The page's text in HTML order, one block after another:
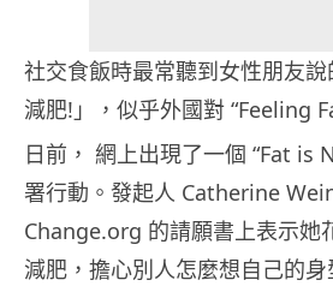
社交食飯時最常聽到女性朋友
減肥!」，似乎外國對 “Feeling
日前， 網上出現了一個 “Fat is
署行動。發起人 Catherine
Change.org 的請願書上表示她
減肥，擔心別人怎麼想自己的